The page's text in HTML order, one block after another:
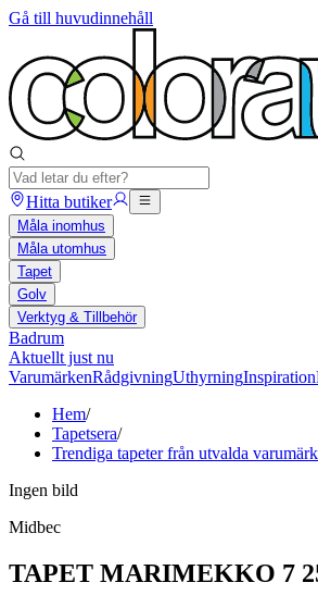
Gå till huvudinnehåll
Hitta butiker
Måla inomhus
Måla utomhus
Tapet
Golv
Verktyg & Tillbehör
Badrum
Aktuellt just nu
VarumärkenRådgivningUthyrningInspiration
Hem/
Tapetsera/
Trendiga tapeter från utvalda
Ingen bild
Midbec
TAPET MARIMEKKO 7